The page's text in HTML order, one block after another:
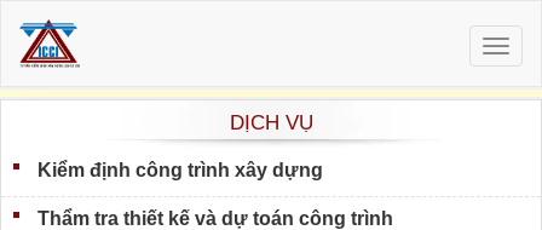
DỊCH VỤ
Kiểm định công trình xây dựng
Thẩm tra thiết kế và dự toán công trình